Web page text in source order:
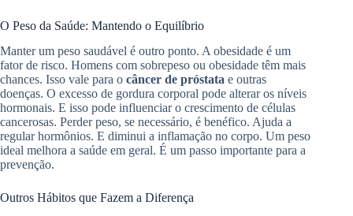
O Peso da Saúde: Mantendo o Equilíbrio
Manter um peso saudável é outro ponto. A obesidade é um
fator de risco. Homens com sobrepeso ou obesidade têm mais
chances. Isso vale para o câncer de próstata e outras
doenças. O excesso de gordura corporal pode alterar os níveis
hormonais. E isso pode influenciar o crescimento de células
cancerosas. Perder peso, se necessário, é benéfico. Ajuda a
regular hormônios. E diminui a inflamação no corpo. Um peso
ideal melhora a saúde em geral. É um passo importante para a
prevenção.
Outros Hábitos que Fazem a Diferença